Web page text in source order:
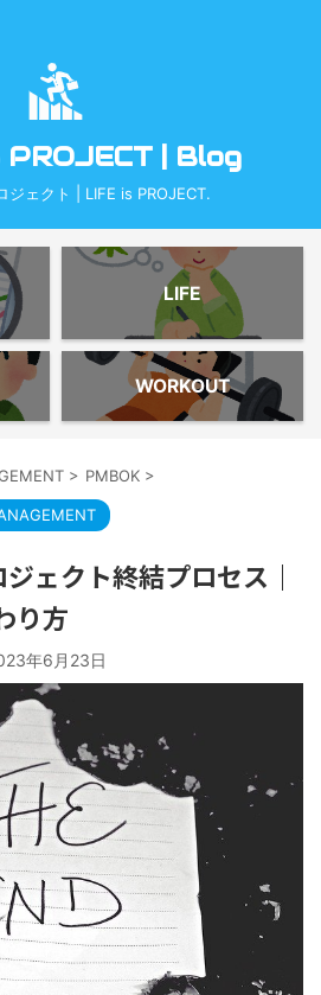
PROJECT | Blog
ジェクト | LIFE is PROJECT.
LIFE
WORKOUT
> PMBOK >
ジェクト終結プロセス｜
り方
年6月23日